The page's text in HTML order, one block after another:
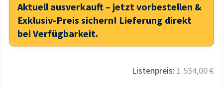
Aktuell ausverkauft – jetzt vorbestellen &
Exklusiv-Preis sichern! Lieferung direkt
bei Verfügbarkeit.
Listenpreis:1.534,00 €